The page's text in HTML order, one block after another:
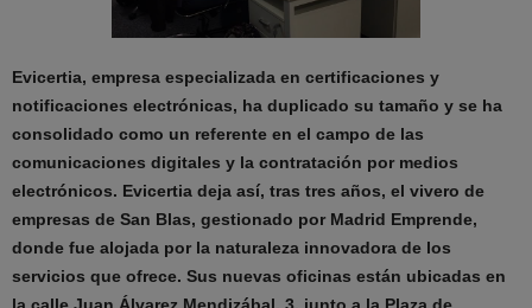
Evicertia, empresa especializada en certificaciones y
notificaciones electrónicas, ha duplicado su tamaño y se ha
consolidado como un referente en el campo de las
comunicaciones digitales y la contratación por medios
electrónicos. Evicertia deja así, tras tres años, el vivero de
empresas de San Blas, gestionado por Madrid Emprende,
donde fue alojada por la naturaleza innovadora de los
servicios que ofrece. Sus nuevas oficinas están ubicadas en